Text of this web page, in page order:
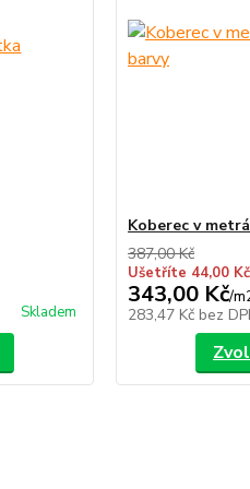
Skladem
Koberec v
387,00 Kč
Ušetříte 44,00 Kč
343,00 Kč/
283,47 Kč bez